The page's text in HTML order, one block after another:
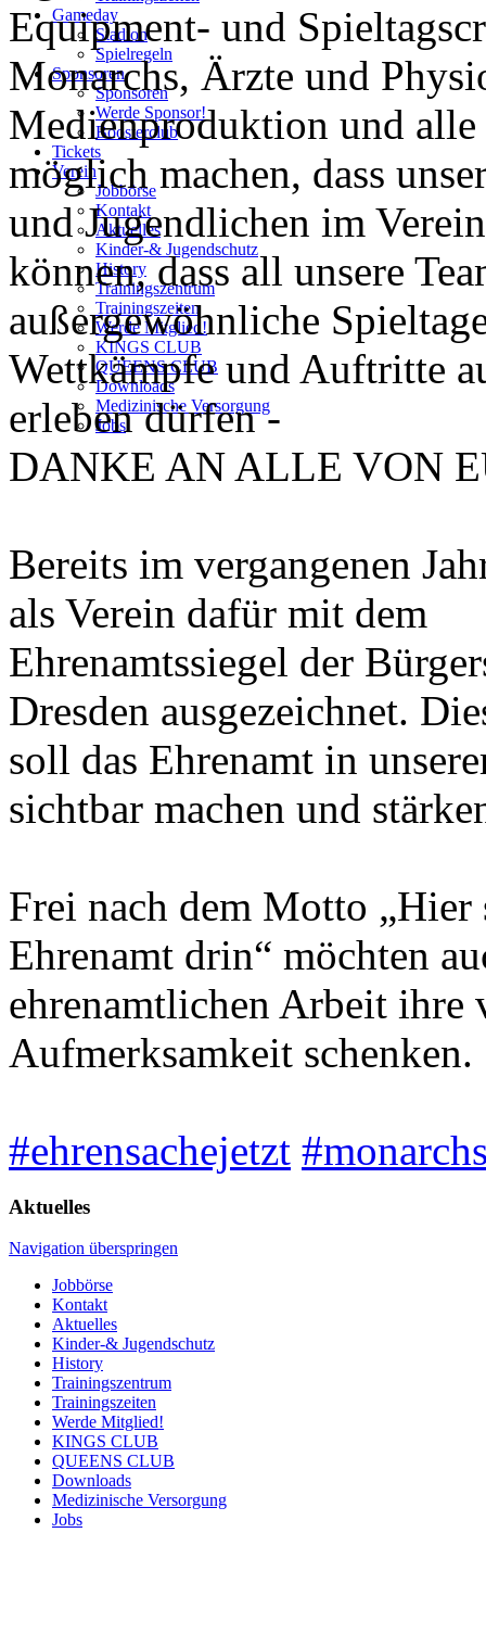
Gameday
Stadion
Spielregeln
Sponsoren
Sponsoren
Werde Sponsor!
Boosterclub
Tickets
Verein
Jobbörse
Kontakt
Aktuelles
Kinder-& Jugendschutz
History
Trainingszentrum
Trainingszeiten
Werde Mitglied!
KINGS CLUB
QUEENS CLUB
Downloads
Medizinische Versorgung
Jobs
Equipment- und
Monarchs, Ärzte und
Medienproduktion und alle
möglich machen, dass
und Jugendlichen im
können, dass all unsere
außergewöhnliche
Wettkämpfe und Auftritte
erleben dürfen -
DANKE AN ALLE VON
Bereits im vergangenen
als Verein dafür mit dem
Ehrenamtssiegel der
Dresden ausgezeichnet.
soll das Ehrenamt in
sichtbar machen und
Frei nach dem Motto „Hier
Ehrenamt drin“ möchten
ehrenamtlichen Arbeit ihre
Aufmerksamkeit schenken.
#ehrensachejetzt
Aktuelles
Navigation überspringen
Jobbörse
Kontakt
Aktuelles
Kinder-& Jugendschutz
History
Trainingszentrum
Trainingszeiten
Werde Mitglied!
KINGS CLUB
QUEENS CLUB
Downloads
Medizinische Versorgung
Jobs